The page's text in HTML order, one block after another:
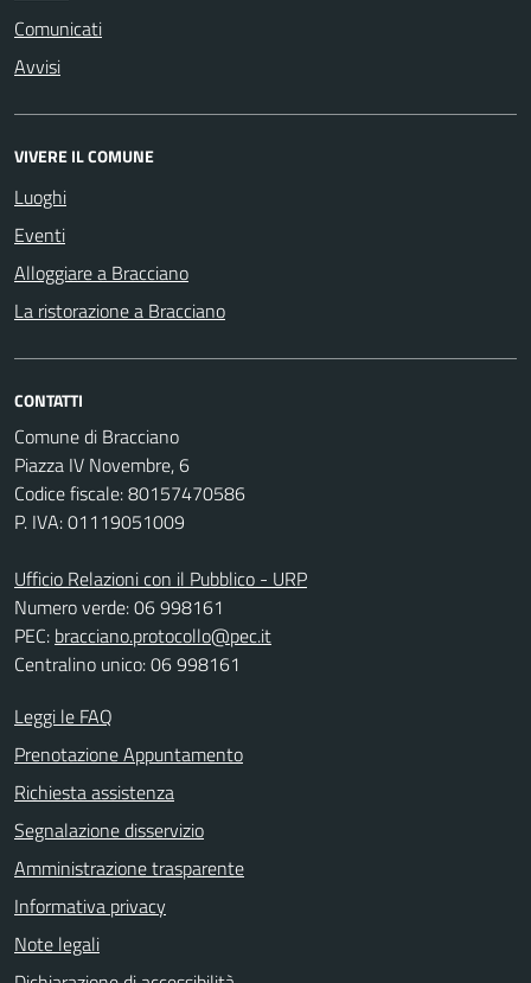
Comunicati
Avvisi
VIVERE IL COMUNE
Luoghi
Eventi
Alloggiare a Bracciano
La ristorazione a Bracciano
CONTATTI
Comune di Bracciano
Piazza IV Novembre, 6
Codice fiscale: 80157470586
P. IVA: 01119051009
Ufficio Relazioni con il Pubblico - URP
Numero verde: 06 998161
PEC: bracciano.protocollo@pec.it
Centralino unico: 06 998161
Leggi le FAQ
Prenotazione Appuntamento
Richiesta assistenza
Segnalazione disservizio
Amministrazione trasparente
Informativa privacy
Note legali